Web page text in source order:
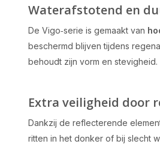
Waterafstotend en
De Vigo‑serie is gemaakt van
beschermd blijven tijdens
behoudt zijn vorm en stevigheid.
Extra veiligheid door
Dankzij de reflecterende
ritten in het donker of bij slecht